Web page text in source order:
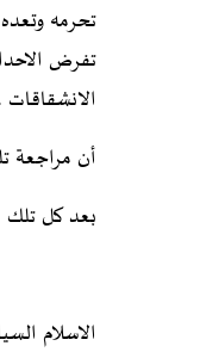
تحرمه
تفرض
الانشقاقات .
أن مراجعة
بعد كل تلك
الاسلام